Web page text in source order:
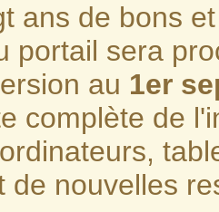
ans de bons
portail sera
au 1er
complète de
de nouvelles